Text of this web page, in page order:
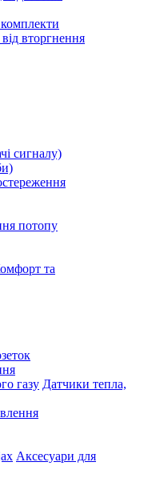
вторгнення
сигналу)
потопу
та
Датчики тепла,
Аксесуари для